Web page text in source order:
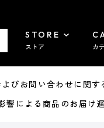
STORE
ストア カ
お問い合わせに関す
による商品のお届け